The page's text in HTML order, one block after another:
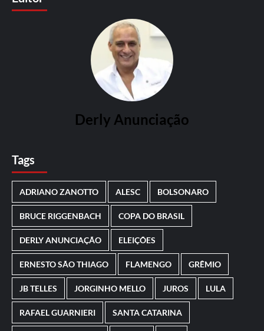
Derly Anunciação
Tags
ADRIANO ZANOTTO ALESC BOLSONARO
BRUCE RIGGENBACH COPA DO BRASIL
DERLY ANUNCIAÇÃO ELEIÇÕES
ERNESTO SÃO THIAGO FLAMENGO GRÊMIO
JB TELLES JORGINHO MELLO JUROS LULA
RAFAEL GUARNIERI SANTA CATARINA